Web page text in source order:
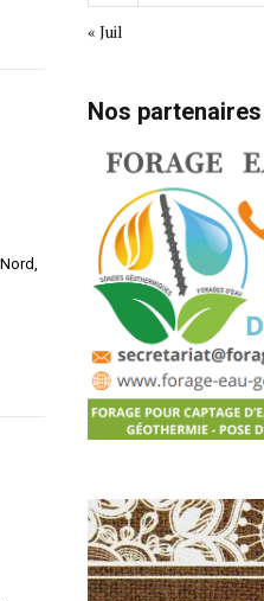
« Juil
Nos partenaires